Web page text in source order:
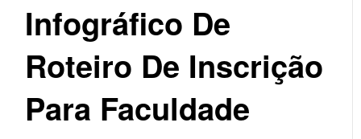
Infográfico De
Roteiro De Inscrição
Para Faculdade